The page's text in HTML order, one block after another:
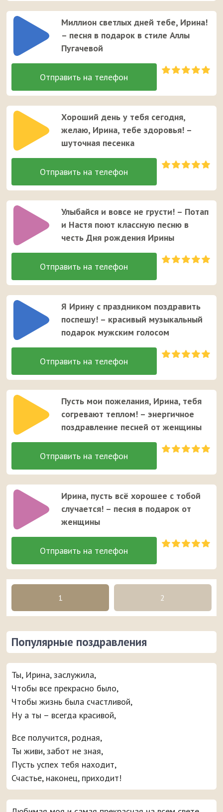
Миллион светлых дней тебе, Ирина!
– песня в подарок в стиле Аллы
Пугачевой
Хороший день у тебя сегодня,
желаю, Ирина, тебе здоровья! –
шуточная песенка
Улыбайся и вовсе не грусти! – Потап
и Настя поют классную песню в
честь Дня рождения Ирины
Я Ирину с праздником поздравить
поспешу! – красивый музыкальный
подарок мужским голосом
Пусть мои пожелания, Ирина, тебя
согревают теплом! – энергичное
поздравление песней от женщины
Ирина, пусть всё хорошее с тобой
случается! – песня в подарок от
женщины
1 2
Популярные поздравления
Ты, Ирина, заслужила,
Чтобы все прекрасно было,
Чтобы жизнь была счастливой,
Ну а ты – всегда красивой,
Все получится, родная,
Ты живи, забот не зная,
Пусть успех тебя находит,
Счастье, наконец, приходит!